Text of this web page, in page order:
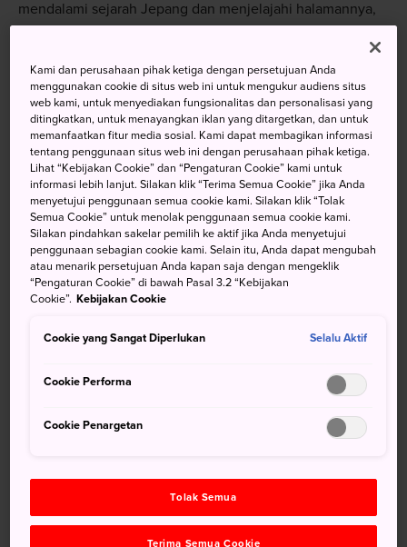
mendalami sejarah Jepang dan menjelajahi halamannya,
terutama selama musim bunga sakura pada bulan April
ketika bunga sakura mekar dan biasanya cuacanya paling
baik.
Menuju lokasi
Dari Tokyo, naiklah Shinkansen Tokaido-Sanyo ke Stasiun
Shin-Osaka. Perjalanannya memerlukan waktu sekitar dua
setengah jam. Dari Stasiun Shin-Osaka, berpindahlah ke
jalur lokal JR menuju Stasiun Osaka. Dari Bandara
Internasional Kansai (KIX), naiklah Nankai atau jalur-jalur
JR menuju Stasiun Tennoji atau Namba.
jangan lewatkan
wilayah Minami di Osaka
Menjelajahi Taman Istana Osaka dan Taman
Memorial Expo, tempat Expo ‘70
Kami dan perusahaan pihak ketiga dengan persetujuan Anda
menggunakan cookie di situs web ini untuk mengukur audiens situs
web kami, untuk menyediakan fungsionalitas dan personalisasi yang
ditingkatkan, untuk menayangkan iklan yang ditargetkan, dan untuk
memanfaatkan fitur media sosial. Kami dapat membagikan informasi
tentang penggunaan situs web ini dengan perusahaan pihak ketiga.
Lihat “Kebijakan Cookie” dan “Pengaturan Cookie” kami untuk
informasi lebih lanjut. Silakan klik “Terima Semua Cookie” jika Anda
menyetujui penggunaan semua cookie kami. Silakan klik “Tolak
Semua Cookie” untuk menolak penggunaan semua cookie kami.
Silakan pindahkan sakelar pemilih ke aktif jika Anda menyetujui
penggunaan sebagian cookie kami. Selain itu, Anda dapat mengubah
atau menarik persetujuan Anda kapan saja dengan mengeklik
“Pengaturan Cookie” di bawah Pasal 3.2 “Kebijakan
Cookie”. Kebijakan Cookie
Cookie yang Sangat Diperlukan Selalu Aktif
Cookie Performa
Cookie Penargetan
Tolak Semua
Terima Semua Cookie